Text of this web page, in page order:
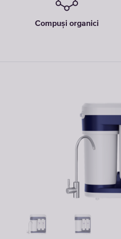
Compuși organici